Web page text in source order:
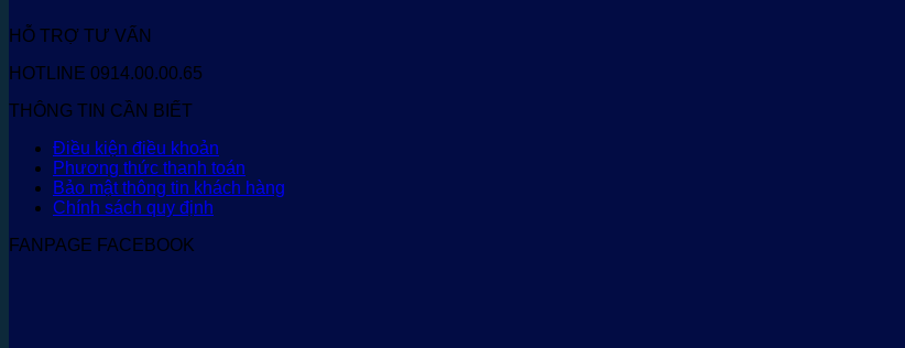
HỖ TRỢ TƯ VẤN
HOTLINE 0914.00.00.65
THÔNG TIN CẦN BIẾT
Điều kiện điều khoản
Phương thức thanh toán
Bảo mật thông tin khách hàng
Chính sách quy định
FANPAGE FACEBOOK